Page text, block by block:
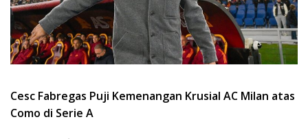
Cesc Fabregas Puji Kemenangan Krusial AC Milan atas
Como di Serie A